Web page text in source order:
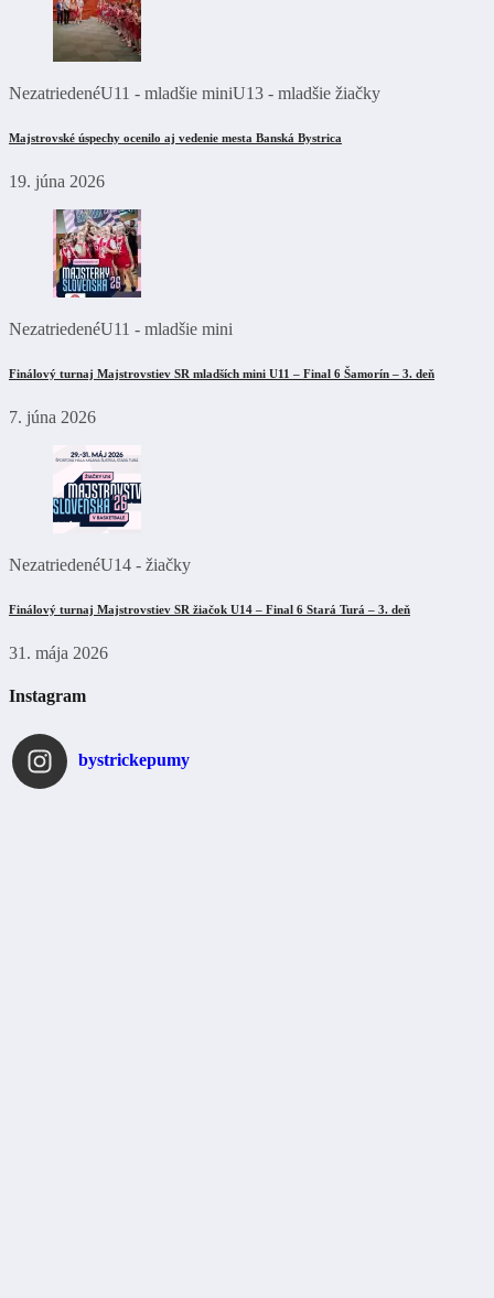
NezatriedenéU11 - mladšie miniU13 - mladšie žiačky
Majstrovské úspechy ocenilo aj vedenie mesta Banská Bystrica
19. júna 2026
NezatriedenéU11 - mladšie mini
Finálový turnaj Majstrovstiev SR mladších mini U11 – Final 6 Šamorín – 3. deň
7. júna 2026
NezatriedenéU14 - žiačky
Finálový turnaj Majstrovstiev SR žiačok U14 – Final 6 Stará Turá – 3. deň
31. mája 2026
Instagram
bystrickepumy